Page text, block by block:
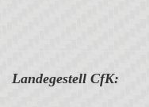
Landegestell CfK: